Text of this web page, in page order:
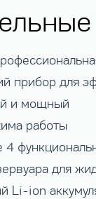
прибор для
и мощный
работы
4
для
Li-ion